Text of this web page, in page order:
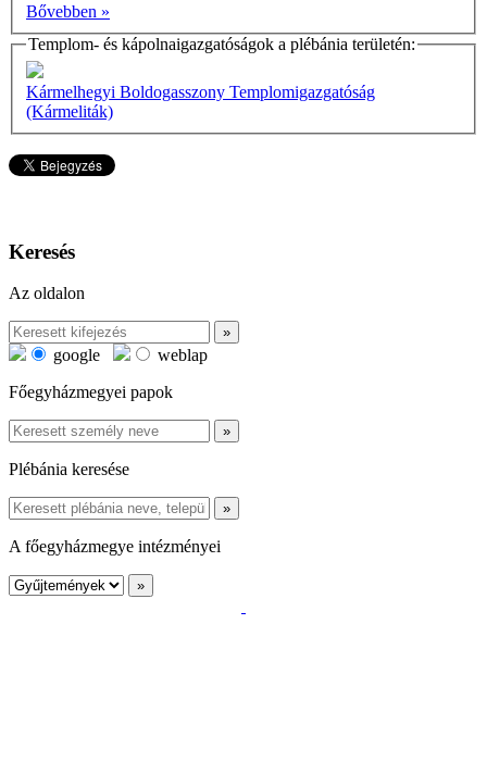
Bővebben »
Templom- és kápolnaigazgatóságok a plébánia területén:
Kármelhegyi Boldogasszony Templomigazgatóság
(Kármeliták)
Keresés
Az oldalon
google
weblap
Főegyházmegyei papok
Plébánia keresése
A főegyházmegye intézményei